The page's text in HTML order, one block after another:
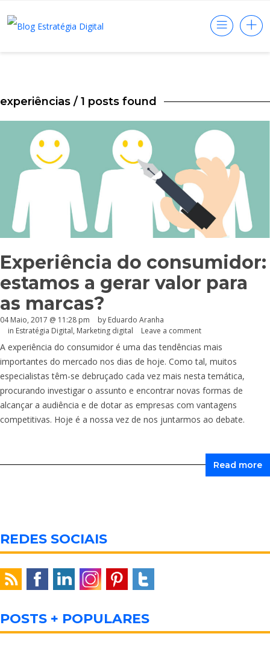
experiências / 1 posts found
Experiência do consumidor:
estamos a gerar valor para
as marcas?
04 Maio, 2017 @ 11:28 pm by Eduardo Aranha
in Estratégia Digital, Marketing digital Leave a comment
A experiência do consumidor é uma das tendências mais
importantes do mercado nos dias de hoje. Como tal, muitos
especialistas têm-se debruçado cada vez mais nesta temática,
procurando investigar o assunto e encontrar novas formas de
alcançar a audiência e de dotar as empresas com vantagens
competitivas. Hoje é a nossa vez de nos juntarmos ao debate.
Read more
REDES SOCIAIS
POSTS + POPULARES